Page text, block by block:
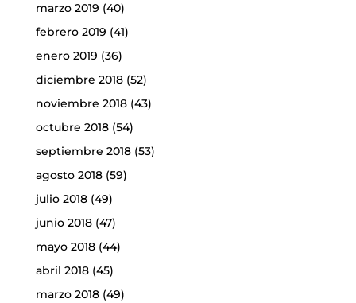
marzo 2019 (40)
febrero 2019 (41)
enero 2019 (36)
diciembre 2018(52)
noviembre 2018(43)
octubre 2018(54)
septiembre 2018(53)
agosto 2018(59)
julio 2018(49)
junio 2018(47)
mayo 2018(44)
abril 2018(45)
marzo 2018(49)